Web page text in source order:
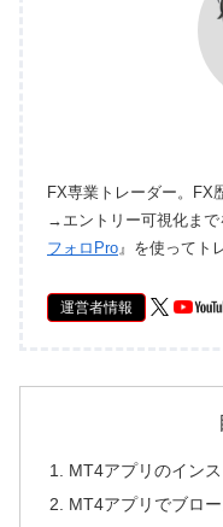
FX専業トレーダー。FX
→エントリー可視化まで
フォロPro 』を使ってト
運営者情報
MT4アプリのイン
MT4アプリでブロ